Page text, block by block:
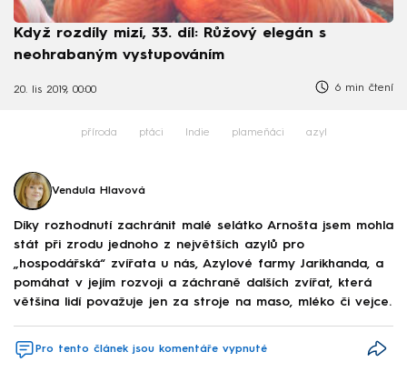
Když rozdíly mizí, 33. díl: Růžový elegán s
neohrabaným vystupováním
20. lis 2019, 00:00 6 min čtení
příroda ptáci Indie plameňáci azyl
Vendula Hlavová
Díky rozhodnutí zachránit malé selátko Arnošta jsem mohla
stát při zrodu jednoho z největších azylů pro
„hospodářská“ zvířata u nás, Azylové farmy Jarikhanda, a
pomáhat v jejím rozvoji a záchraně dalších zvířat, která
většina lidí považuje jen za stroje na maso, mléko či vejce.
Pro tento článek jsou komentáře vypnuté